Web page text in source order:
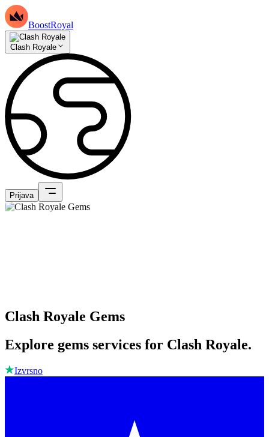
BoostRoyal
Clash Royale
Prijava
Clash Royale Gems
Explore gems services for Clash Royale.
Izvrsno